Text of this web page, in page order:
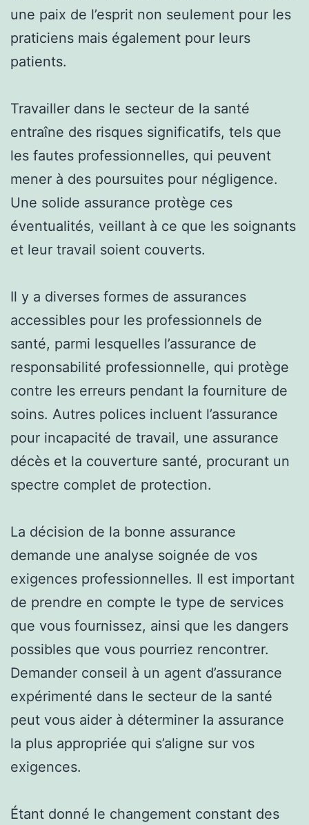
une paix de l’esprit non seulement pour les
praticiens mais également pour leurs
patients.
Travailler dans le secteur de la santé
entraîne des risques significatifs, tels que
les fautes professionnelles, qui peuvent
mener à des poursuites pour négligence.
Une solide assurance protège ces
éventualités, veillant à ce que les soignants
et leur travail soient couverts.
Il y a diverses formes de assurances
accessibles pour les professionnels de
santé, parmi lesquelles l’assurance de
responsabilité professionnelle, qui protège
contre les erreurs pendant la fourniture de
soins. Autres polices incluent l’assurance
pour incapacité de travail, une assurance
décès et la couverture santé, procurant un
spectre complet de protection.
La décision de la bonne assurance
demande une analyse soignée de vos
exigences professionnelles. Il est important
de prendre en compte le type de services
que vous fournissez, ainsi que les dangers
possibles que vous pourriez rencontrer.
Demander conseil à un agent d’assurance
expérimenté dans le secteur de la santé
peut vous aider à déterminer la assurance
la plus appropriée qui s’aligne sur vos
exigences.
Étant donné le changement constant des